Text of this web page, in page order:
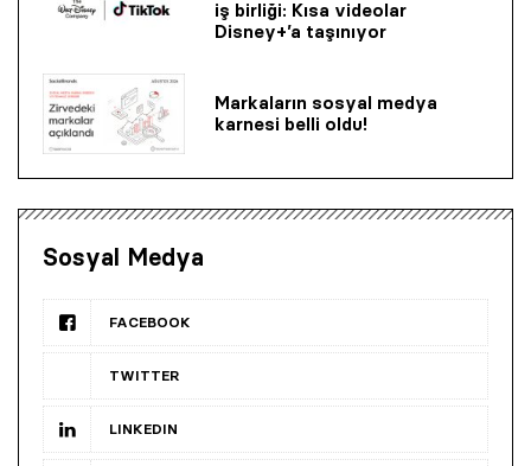
iş birliği: Kısa videolar
Disney+’a taşınıyor
Markaların sosyal medya
karnesi belli oldu!
Sosyal Medya
FACEBOOK
TWITTER
LINKEDIN